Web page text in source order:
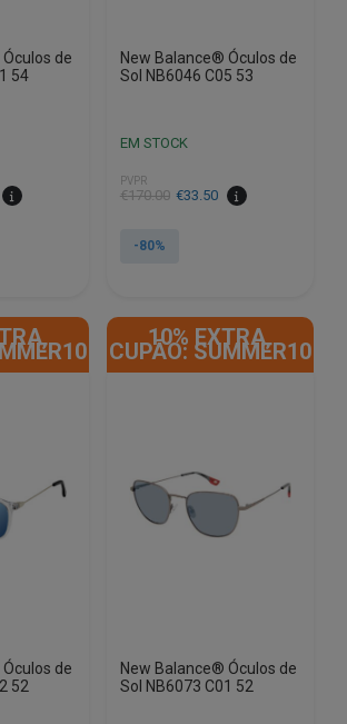
de
54
New Balance® Óculos de
Sol NB6046 C05 53
EM STOCK
PVPR
€170.00
O
original
€33.50
O
atual
-80%
de
52
10% EXTRA,
CUPÃO: SUMMER10
New Balance® Óculos de
Sol NB6073 C01 52